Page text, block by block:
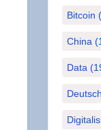
Bitcoin
China
Data